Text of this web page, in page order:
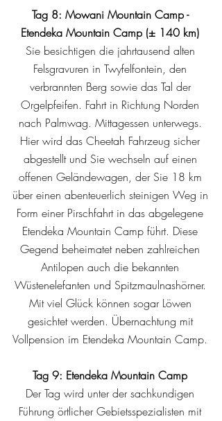
Tag 8: Mowani Mountain Camp -
Etendeka Mountain Camp (± 140 km)
Sie besichtigen die jahrtausend alten
Felsgravuren in Twyfelfontein, den
verbrannten Berg sowie das Tal der
Orgelpfeifen. Fahrt in Richtung Norden
nach Palmwag. Mittagessen unterwegs.
Hier wird das Cheetah Fahrzeug sicher
abgestellt und Sie wechseln auf einen
offenen Geländewagen, der Sie 18 km
über einen abenteuerlich steinigen Weg in
Form einer Pirschfahrt in das abgelegene
Etendeka Mountain Camp führt. Diese
Gegend beheimatet neben zahlreichen
Antilopen auch die bekannten
Wüstenelefanten und Spitzmaulnashörner.
Mit viel Glück können sogar Löwen
gesichtet werden. Übernachtung mit
Vollpension im Etendeka Mountain Camp.
Tag 9: Etendeka Mountain Camp
Der Tag wird unter der sachkundigen
Führung örtlicher Gebietsspezialisten mit